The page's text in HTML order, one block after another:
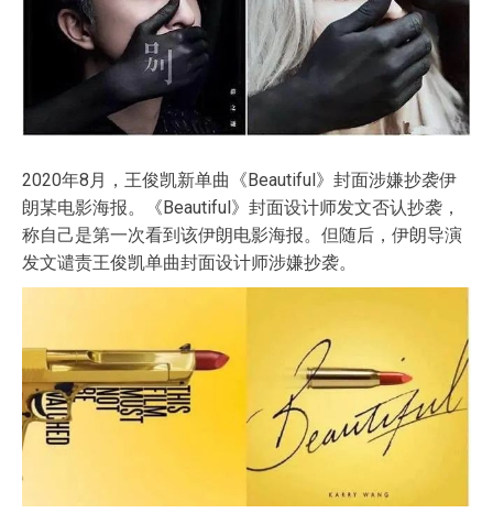
2020年8月，王俊凯新单曲《Beautiful》封面涉嫌抄袭伊
朗某电影海报。《Beautiful》封面设计师发文否认抄袭，
称自己是第一次看到该伊朗电影海报。但随后，伊朗导演
发文谴责王俊凯单曲封面设计师涉嫌抄袭。